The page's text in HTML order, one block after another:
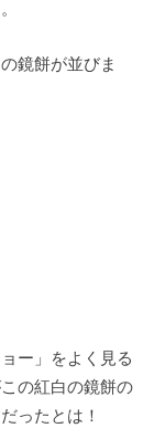
鏡餅が並びま
ー」をよく見る
の紅白の鏡餅の
ったとは！